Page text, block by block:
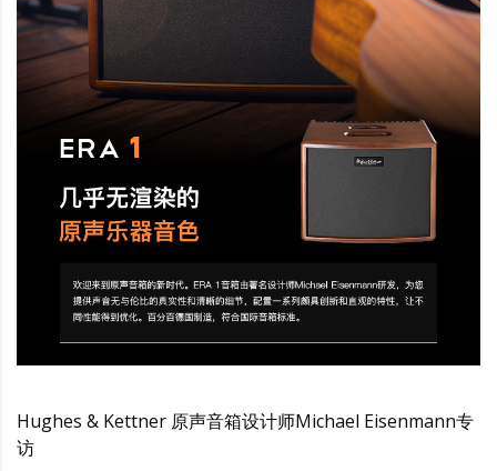
Hughes & Kettner 原声音箱设计师Michael Eisenmann专
访